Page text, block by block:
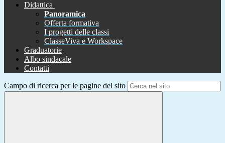
Didattica
Panoramica
Offerta formativa
I progetti delle classi
ClasseViva e Workspace
Graduatorie
Albo sindacale
Contatti
Campo di ricerca per le pagine del sito